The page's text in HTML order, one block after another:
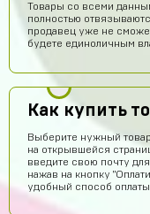
Товары со всеми
полностью
продавец уже не
будете единоличным
Как купить
Выберите нужный
на открывшейся
введите свою почту
нажав на кнопку
удобный способ
Илья Хакерович
Волчонок Волков
Куда аккаунт
Михантер Шут
На почту
AlexGAMER00